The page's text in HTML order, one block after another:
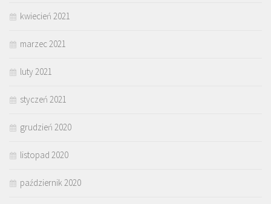
kwiecień 2021
marzec 2021
luty 2021
styczeń 2021
grudzień 2020
listopad 2020
październik 2020